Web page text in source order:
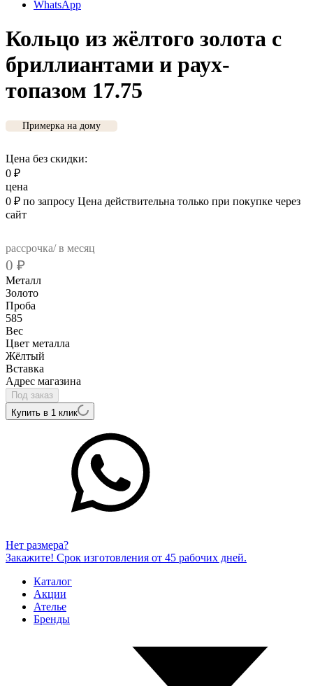
WhatsApp
Кольцо из жёлтого золота с
бриллиантами и раух-
топазом 17.75
Примерка на дому
Цена без скидки:
0 ₽
цена
0 ₽ по запросу Цена действительна только при покупке через
сайт
рассрочка/ в месяц
0 ₽
Металл
Золото
Проба
585
Вес
Цвет металла
Жёлтый
Вcтавка
Адрес магазина
Под заказ
Купить в 1 клик
Нет размера?
Закажите! Срок изготовления от 45 рабочих дней.
Каталог
Акции
Ателье
Бренды